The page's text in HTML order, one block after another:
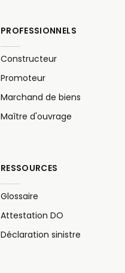
PROFESSIONNELS
Constructeur
Promoteur
Marchand de biens
Maître d'ouvrage
RESSOURCES
Glossaire
Attestation DO
Déclaration sinistre